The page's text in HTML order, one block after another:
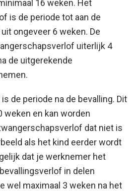
16 weken. Het
is de periode tot aan de
ongeveer 6 weken. De
uiterlijk 4
de uitgerekende
de periode na de bevalling. Dit
weken en kan worden
dat niet is
als het kind eerder wordt
dat je werknemer het
in delen
wel maximaal 3 weken na het